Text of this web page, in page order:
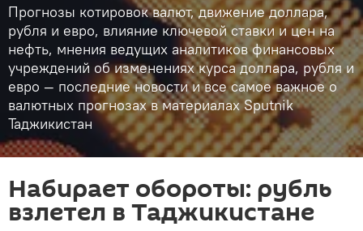
Прогнозы котировок валют, движение доллара,
рубля и евро, влияние ключевой ставки и цен на
нефть, мнения ведущих аналитиков финансовых
учреждений об изменениях курса доллара, рубля и
евро — последние новости и все самое важное о
валютных прогнозах в материалах Sputnik
Таджикистан
Набирает обороты: рубль
взлетел в Таджикистане